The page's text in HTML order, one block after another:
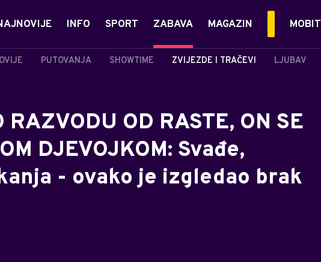
INFO SPORT ZABAVA
PUTOVANJA SHOWTIME ZVIJEZDE I TRAČEVI LJUBAV
MAGAZIN MOBIT
RAZVODU OD RASTE, ON SE
DJEVOJKOM: Svađe,
- ovako je izgledao brak